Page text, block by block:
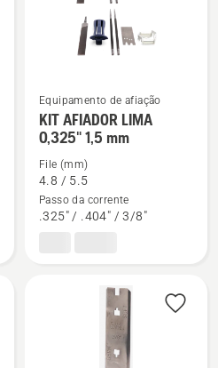
See
more
details
about
KIT
AFIADOR
Equipamento de afiação
KIT AFIADOR LIMA
0,325" 1,5 mm
File (mm)
4.8 / 5.5
Passo da corrente
.325" / .404" / 3/8"